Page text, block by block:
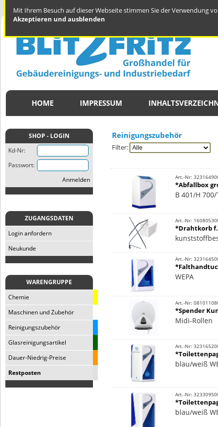
Mit Ihrem Besuch auf dieser Webseite stimmen Sie der Verwendung
Akzeptieren und ausblenden
HOME IMPRESSUM
SHOP - LOGIN
Kd-Nr:
Passwort:
Anmelden
ZUGANGSDATEN
Login anfordern
Neukunde
WARENGRUPPE
Chemie
Maschinen und Zubehör
Reinigungszubehör
Glasreinigungsartikel
Dauer-Niedrig-Preise
Restposten
Reinigungszubehör
Filter:
Art.-Nr:
*Abfallbox
B 401/H
Art.-Nr:
*Drahtkorb f.
Art.-Nr:
WEPA
Art.-Nr:
*Spender
Midi-Rollen
Art.-Nr:
blau/weiß
Art.-Nr:
blau/weiß